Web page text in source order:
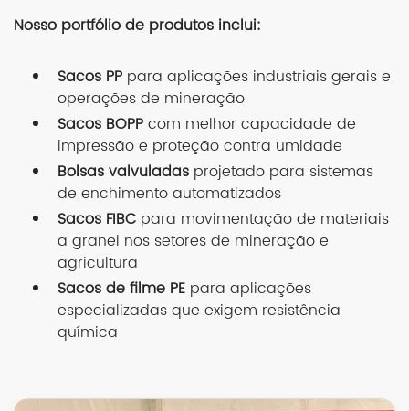
Nosso portfólio de produtos inclui:
Sacos PP para aplicações industriais gerais e
operações de mineração
Sacos BOPPcom melhor capacidade de
impressão e proteção contra umidade
Bolsas valvuladas projetado para sistemas
de enchimento automatizados
Sacos FIBC para movimentação de materiais
a granel nos setores de mineração e
agricultura
Sacos de filme PE para aplicações
especializadas que exigem resistência
química